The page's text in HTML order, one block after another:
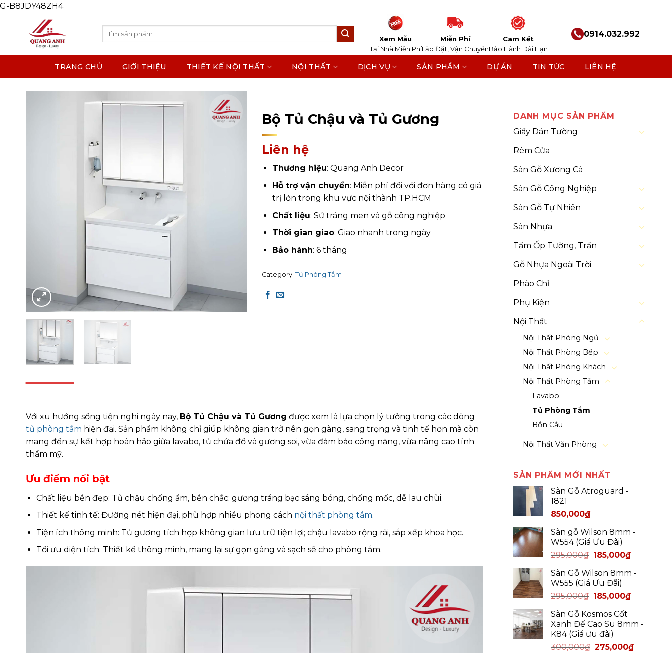
G-B8JDY48ZH4Skip
Search
Xem Mẫu
Tại Nhà Miễn Phí
Miễn Phí
Lắp Đặt, Vận Chuyển
Cam Kết
Bảo Hành Dài Hạn
0914.032.992
TRANG CHỦ GIỚI THIỆU THIẾT KẾ NỘI THẤT NỘI THẤT DỊCH VỤ SẢN PHẨM DỰ ÁN TIN TỨC LIÊN HỆ
DANH MỤC SẢN PHẨM
Giấy Dán Tường
Rèm Cửa
Sàn Gỗ Xương Cá
Sàn Gỗ Công Nghiệp
Sàn Gỗ Tự Nhiên
Sàn Nhựa
Tấm Ốp Tường, Trần
Gỗ Nhựa Ngoài Trời
Phào Chỉ
Phụ Kiện
Nội Thất
Nội Thất Phòng Ngủ
Nội Thất Phòng Bếp
Nội Thất Phòng Khách
Nội Thất Phòng Tắm
Lavabo
Tủ Phòng Tắm
Bồn Cầu
Nội Thất Văn Phòng
SẢN PHẨM MỚI NHẤT
Sàn Gỗ Atroguard -
1821
850,000₫
Sàn gỗ Wilson 8mm -
W554 (Giá Ưu Đãi)
295,000₫ 185,000₫
Sàn Gỗ Wilson 8mm -
W555 (Giá Ưu Đãi)
295,000₫ 185,000₫
Sàn Gỗ Kosmos Cốt
Xanh Đế Cao Su 8mm -
K84 (Giá ưu đãi)
300,000₫ 275,000₫
Bộ Tủ Chậu và Tủ Gương
Liên hệ
Thương hiệu: Quang Anh Decor
Hỗ trợ vận chuyển: Miễn phí đối với đơn hàng có giá
trị lớn trong khu vực nội thành TP.HCM
Chất liệu: Sứ tráng men và gỗ công nghiệp
Thời gian giao: Giao nhanh trong ngày
Bảo hành: 6 tháng
Category: Tủ Phòng Tắm
Với xu hướng sống tiện nghi ngày nay, Bộ Tủ Chậu và Tủ Gương được xem là lựa chọn lý tưởng trong các dòng
tủ phòng tắm hiện đại. Sản phẩm không chỉ giúp không gian trở nên gọn gàng, sang trọng và tinh tế hơn mà còn
mang đến sự kết hợp hoàn hảo giữa lavabo, tủ chứa đồ và gương soi, vừa đảm bảo công năng, vừa nâng cao tính
thẩm mỹ.
Ưu điểm nổi bật
Chất liệu bền đẹp: Tủ chậu chống ẩm, bền chắc; gương tráng bạc sáng bóng, chống mốc, dễ lau chùi.
Thiết kế tinh tế: Đường nét hiện đại, phù hợp nhiều phong cách nội thất phòng tắm.
Tiện ích thông minh: Tủ gương tích hợp không gian lưu trữ tiện lợi; chậu lavabo rộng rãi, sắp xếp khoa học.
Tối ưu diện tích: Thiết kế thông minh, mang lại sự gọn gàng và sạch sẽ cho phòng tắm.